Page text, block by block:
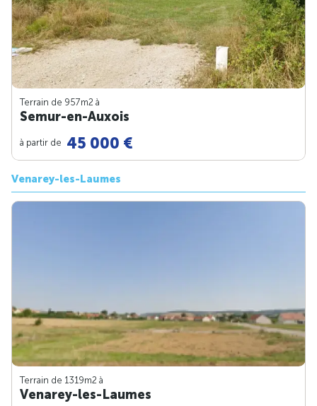
Terrain de 957m2 à
Semur-en-Auxois
à partir de 45 000 €
Venarey-les-Laumes
Terrain de 1319m2 à
Venarey-les-Laumes